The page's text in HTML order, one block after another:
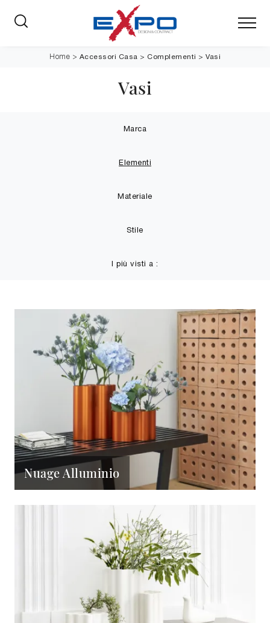
Home > Accessori Casa > Complementi > Vasi
Vasi
Marca
Elementi
Materiale
Stile
I più visti a :
Nuage Alluminio